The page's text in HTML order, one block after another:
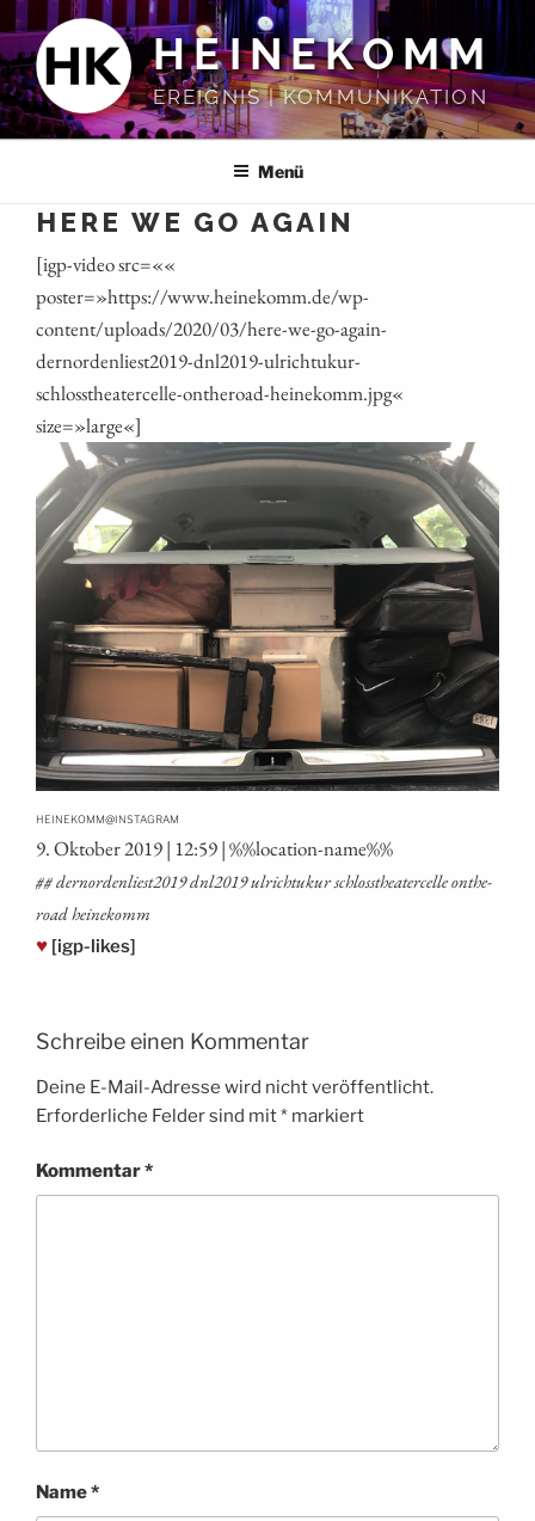
Inhalt
springen
HEINEKOMM
EREIGNIS | KOMMUNIKATION
Menü
HERE WE GO AGAIN
[igp-video src=««
poster=»https://www.heinekomm.de/wp-
content/uploads/2020/03/here-we-go-again-
dernordenliest2019-dnl2019-ulrichtukur-
schlosstheatercelle-ontheroad-heinekomm.jpg«
size=»large«]
HEINEKOMM@INSTAGRAM
9. Okto­ber 2019 | 12:59 | %%loca­ti­on-name%%
## dernordenliest2019 dnl2019 ulrich­tu­kur schloss­thea­ter­cel­le onthe­
road heinekomm
♥ [igp-likes]
Schreibe einen Kommentar
Deine E-Mail-Adresse wird nicht veröffentlicht.
Erforderliche Felder sind mit* markiert
Kommentar*
Name*